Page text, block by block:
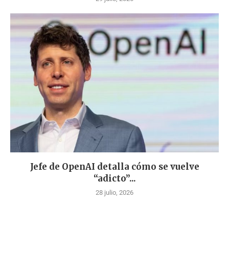
Jefe de OpenAI detalla cómo se vuelve
“adicto”...
28 julio, 2026